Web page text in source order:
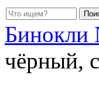
Бинокли
чёрный,